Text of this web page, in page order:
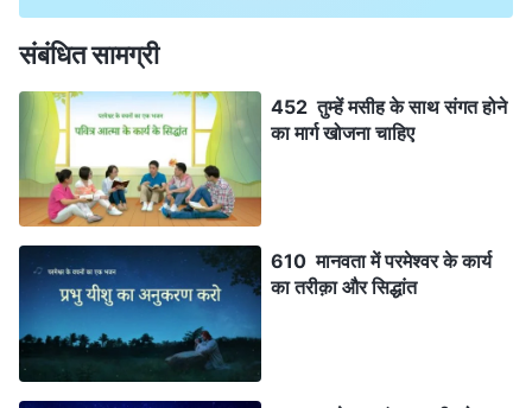
संबंधित सामग्री
452 तुम्हें मसीह के साथ संगत होने
का मार्ग खोजना चाहिए
610 मानवता में परमेश्वर के कार्य
का तरीक़ा और सिद्धांत